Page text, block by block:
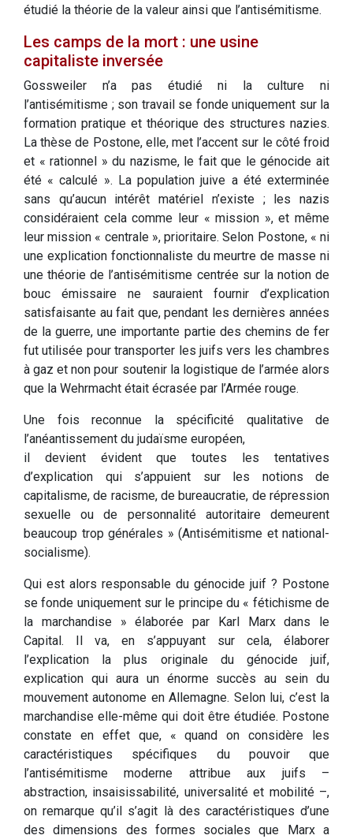
étudié la théorie de la valeur ainsi que l’antisémitisme.
Les camps de la mort : une usine
capitaliste inversée
Gossweiler n’a pas étudié ni la culture ni
l’antisémitisme ; son travail se fonde uniquement sur la
formation pratique et théorique des structures nazies.
La thèse de Postone, elle, met l’accent sur le côté froid
et « rationnel » du nazisme, le fait que le génocide ait
été « calculé ». La population juive a été exterminée
sans qu’aucun intérêt matériel n’existe ; les nazis
considéraient cela comme leur « mission », et même
leur mission « centrale », prioritaire. Selon Postone, « ni
une explication fonctionnaliste du meurtre de masse ni
une théorie de l’antisémitisme centrée sur la notion de
bouc émissaire ne sauraient fournir d’explication
satisfaisante au fait que, pendant les dernières années
de la guerre, une importante partie des chemins de fer
fut utilisée pour transporter les juifs vers les chambres
à gaz et non pour soutenir la logistique de l’armée alors
que la Wehrmacht était écrasée par l’Armée rouge.
Une fois reconnue la spécificité qualitative de
l’anéantissement du judaïsme européen,
il devient évident que toutes les tentatives
d’explication qui s’appuient sur les notions de
capitalisme, de racisme, de bureaucratie, de répression
sexuelle ou de personnalité autoritaire demeurent
beaucoup trop générales » (Antisémitisme et national-
socialisme).
Qui est alors responsable du génocide juif ? Postone
se fonde uniquement sur le principe du « fétichisme de
la marchandise » élaborée par Karl Marx dans le
Capital. Il va, en s’appuyant sur cela, élaborer
l’explication la plus originale du génocide juif,
explication qui aura un énorme succès au sein du
mouvement autonome en Allemagne. Selon lui, c’est la
marchandise elle-même qui doit être étudiée. Postone
constate en effet que, « quand on considère les
caractéristiques spécifiques du pouvoir que
l’antisémitisme moderne attribue aux juifs –
abstraction, insaisissabilité, universalité et mobilité –,
on remarque qu’il s’agit là des caractéristiques d’une
des dimensions des formes sociales que Marx a